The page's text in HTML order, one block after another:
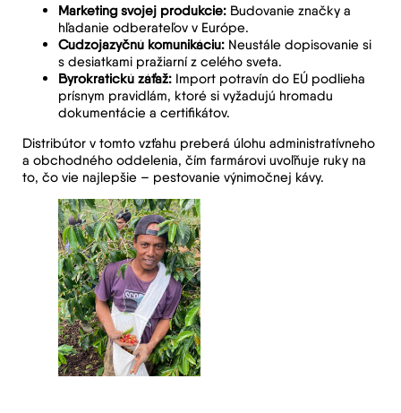
Marketing svojej produkcie: Budovanie značky a
hľadanie odberateľov v Európe.
Cudzojazyčnú komunikáciu: Neustále dopisovanie si
s desiatkami pražiarní z celého sveta.
Byrokratickú záťaž: Import potravín do EÚ podlieha
prísnym pravidlám, ktoré si vyžadujú hromadu
dokumentácie a certifikátov.
Distribútor v tomto vzťahu preberá úlohu administratívneho
a obchodného oddelenia, čím farmárovi uvoľňuje ruky na
to, čo vie najlepšie – pestovanie výnimočnej kávy.